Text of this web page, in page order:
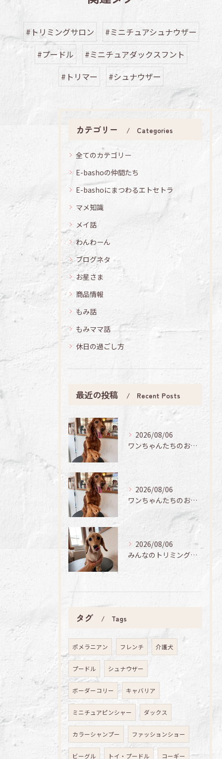
#トリミングサロン
#ミニチュアシュナウザー
#プードル
#ミニチュアダックスフント
#トリマー
#シュナウザー
カテゴリー Categories
全てのカテゴリー
E-bashoの仲間たち
E-bashoにまつわるエトセトラ
マメ知識
メイ話
わんわーん
ブログネタ
お星さま
商品情報
もみ話
もみママ話
休日の過ごし方
最近の投稿 Recent Posts
2026/08/06
ワンちゃんたちのお手入れ日記🐶✨
2026/08/06
ワンちゃんたちのお手入れ日記🐶✨
2026/08/06
みんなのトリミング日記🌟
タグ Tags
ポメラニアン フレンチ 介護犬
プードル シュナウザー
ボーダーコリー キャバリア
ミニチュアピンシャー ダックス
カラーシャンプー ファッションショー
ビーグル トイ・プードル コーギー